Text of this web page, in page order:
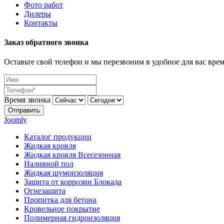
Фото работ
Дилеры
Контакты
Заказ обратного звонка
Оставьте свой телефон и мы перезвоним в удобное для вас
Время звонка
Отправить
Joomly
Каталог продукции
Жидкая кровля
Жидкая кровля Всесезонная
Наливной пол
Жидкая шумоизоляция
Защита от коррозии Блокада
Огнезащита
Пропитка для бетона
Кровельное покрытие
Полимерная гидроизоляция